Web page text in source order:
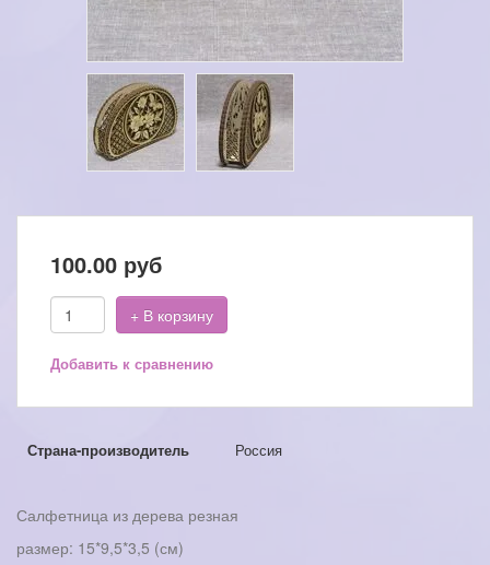
100.00 руб
+ В корзину
Добавить к сравнению
Страна-производитель Россия
Салфетница из дерева резная
размер: 15*9,5*3,5 (см)